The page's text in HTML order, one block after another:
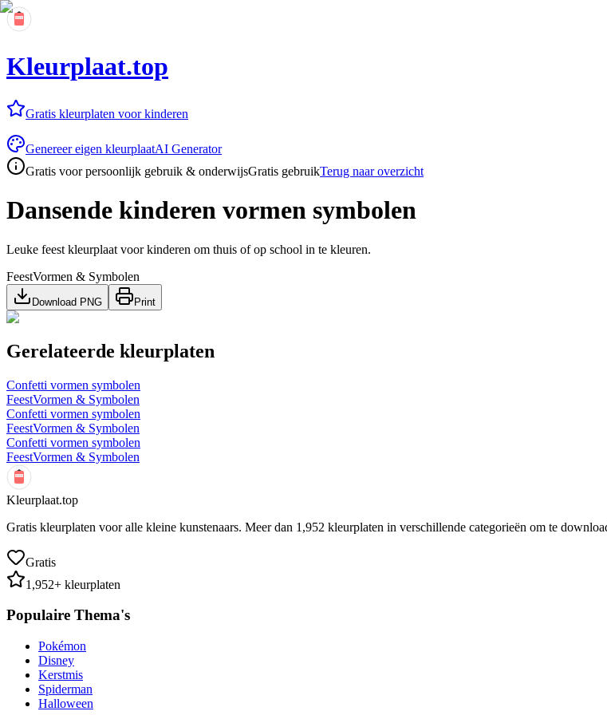
Kleurplaat.top
Gratis kleurplaten voor kinderen
Genereer eigen kleurplaatAI Generator
Gratis voor persoonlijk gebruik & onderwijsGratis gebruikTerug naar overzicht
Dansende kinderen vormen symbolen
Leuke feest kleurplaat voor kinderen om thuis of op school in te kleuren.
FeestVormen & Symbolen
Download PNG Print
Gerelateerde kleurplaten
Confetti vormen symbolen
FeestVormen & Symbolen
Confetti vormen symbolen
FeestVormen & Symbolen
Confetti vormen symbolen
FeestVormen & Symbolen
Kleurplaat.top
Gratis kleurplaten voor alle kleine kunstenaars. Meer dan 1,952 kleurplaten in verschillende categorieën om te
Gratis
1,952+ kleurplaten
Populaire Thema's
Pokémon
Disney
Kerstmis
Spiderman
Halloween